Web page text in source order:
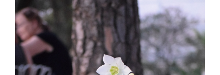
Astilbe, las flores que sueñan
Julio
RANUNCULOS, FRANCESILLAS …